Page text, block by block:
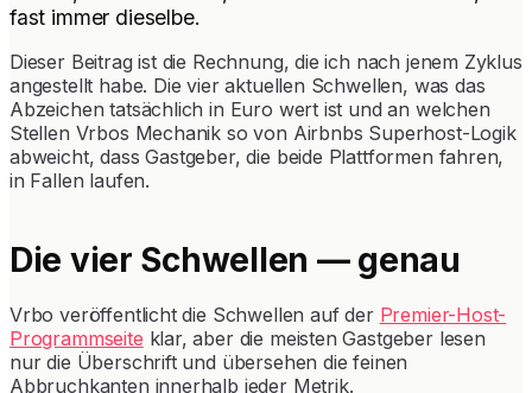
fast immer dieselbe.
Dieser Beitrag ist die Rechnung, die ich nach jenem Zyklus
angestellt habe. Die vier aktuellen Schwellen, was das
Abzeichen tatsächlich in Euro wert ist und an welchen
Stellen Vrbos Mechanik so von Airbnbs Superhost-Logik
abweicht, dass Gastgeber, die beide Plattformen fahren,
in Fallen laufen.
Die vier Schwellen — genau
Vrbo veröffentlicht die Schwellen auf der Premier-Host-
Programmseite klar, aber die meisten Gastgeber lesen
nur die Überschrift und übersehen die feinen
Abbruchkanten innerhalb jeder Metrik.